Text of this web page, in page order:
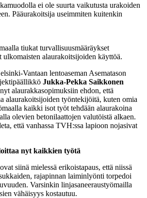
ei ole suurta vaikutusta urakoiden
Pääurakoitsija useimmiten kuitenkin
tiukat turvallisuusmääräykset
ulkomaisten alaurakoitsijoiden käyttöä.
Vantaan lentoaseman Asematason
Jukka-Pekka Saikkonen
alaurakkasopimuksiin ehdon, että
alaurakoitsijoiden työntekijöitä, kuten omia
kaikki isot työt tehdään alaurakoina
olevien betonilaattojen valutöistä alkaen.
että vanhassa TVH:ssa lapioon nojasivat
nyt kaikkien työtä
siinä mielessä erikoistapaus, että niissä
rajapinnan laiminlyönti torpedoi
Varsinkin linjasaneeraustyömailla
vähäisyys kostautuu.